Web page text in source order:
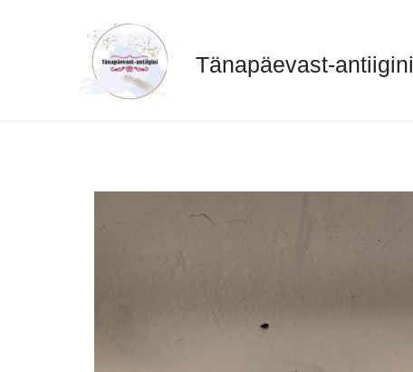
Tänapäevast-antiigini